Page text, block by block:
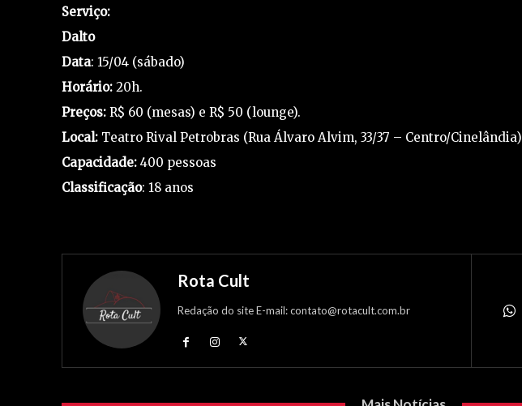
Serviço:
Dalto
Data: 15/04 (sábado)
Horário: 20h.
Preços: R$ 60 (mesas) e R$ 50 (lounge).
Local: Teatro Rival Petrobras (Rua Álvaro Alvim, 33/37 – Centro/Cinelândia)
Capacidade: 400 pessoas
Classificação: 18 anos
Rota Cult
Redação do site E-mail: contato@rotacult.com.br